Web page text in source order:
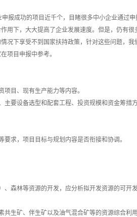
报成功的项目近千个，目睹很多中小企业通过申
用下，大大提高了企业发展速度。但是，仍有很
况下享受不到国家扶持政策，针对这些问题，我
项目申报中参考。
目、现有生产能力等内容。
要设备选型和配套工程、投资规模和资金筹措
求，项目目标与规划内容是否衔接和协调。
森林等资源的开发，应分析拟开发资源的可开发
共生矿、伴生矿以及油气混合矿等的资源综合利